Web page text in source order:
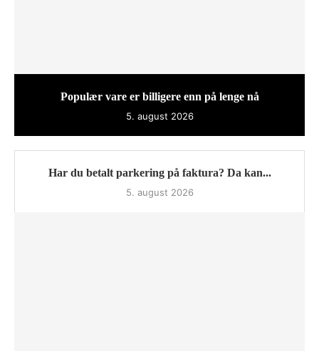
Populær vare er billigere enn på lenge nå
5. august 2026
Har du betalt parkering på faktura? Da kan...
5. august 2026